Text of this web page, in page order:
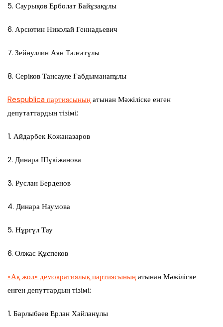
5. Саурықов Ерболат Байұзақұлы
6. Арсютин Николай Геннадьевич
7. Зейнуллин Аян Талғатұлы
8. Серіков Таңсауле Ғабдыманапұлы
Respublica партиясының атынан Мәжіліске енген
депутаттардың тізімі:
1. Айдарбек Қожаназаров
2. Динара Шүкіжанова
3. Руслан Берденов
4. Динара Наумова
5. Нұргүл Тау
6. Олжас Құспеков
«Ақ жол» демократиялық партиясының атынан Мәжіліске
енген депуттардың тізімі:
1. Барлыбаев Ерлан Хайланұлы